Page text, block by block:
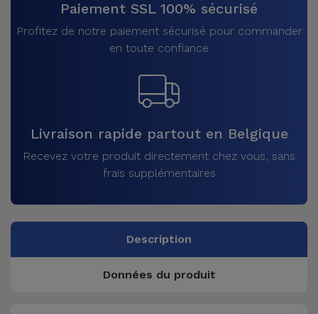
Paiement SSL 100% sécurisé
Profitez de notre paiement sécurisé pour commander
en toute confiance
Livraison rapide partout en Belgique
Recevez votre produit directement chez vous, sans
frais supplémentaires
Description
Données du produit